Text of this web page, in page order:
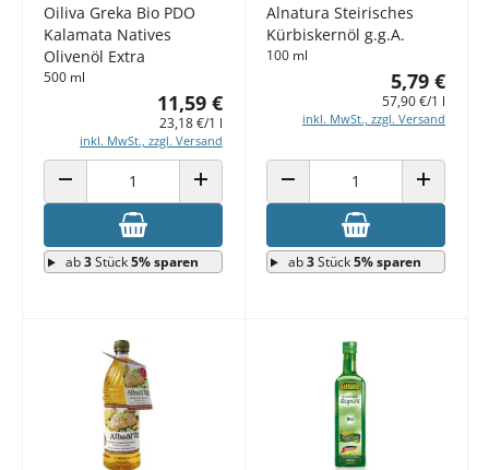
Oiliva Greka Bio PDO
Kalamata Natives
Olivenöl Extra
500 ml
11,59 €
23,18 €/1 l
inkl. MwSt., zzgl. Versand
ANZAHL VERRINGERN ANZAHL ERHÖHEN
ab3Stück5% sparen
Alnatura Steirisches
Kürbiskernöl g.g.A.
100 ml
5,79 €
57,90 €/1 l
inkl. MwSt., zzgl. Versand
ANZAHL VERRINGERN ANZAHL
ab3Stück5% sparen